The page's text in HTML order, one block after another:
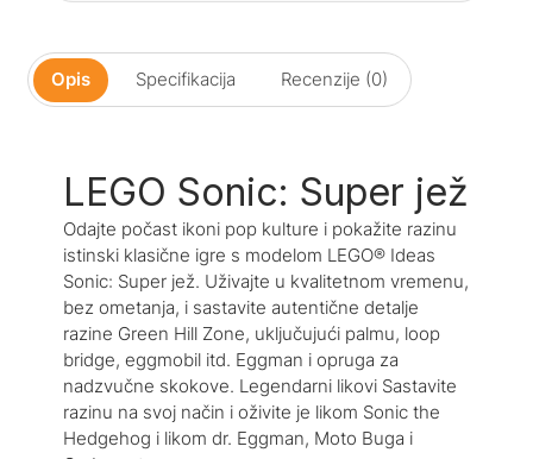
Opis Specifikacija Recenzije (0)
LEGO Sonic: Super jež
Odajte počast ikoni pop kulture i pokažite razinu
istinski klasične igre s modelom LEGO® Ideas
Sonic: Super jež. Uživajte u kvalitetnom vremenu,
bez ometanja, i sastavite autentične detalje
razine Green Hill Zone, uključujući palmu, loop
bridge, eggmobil itd. Eggman i opruga za
nadzvučne skokove. Legendarni likovi Sastavite
razinu na svoj način i oživite je likom Sonic the
Hedgehog i likom dr. Eggman, Moto Buga i